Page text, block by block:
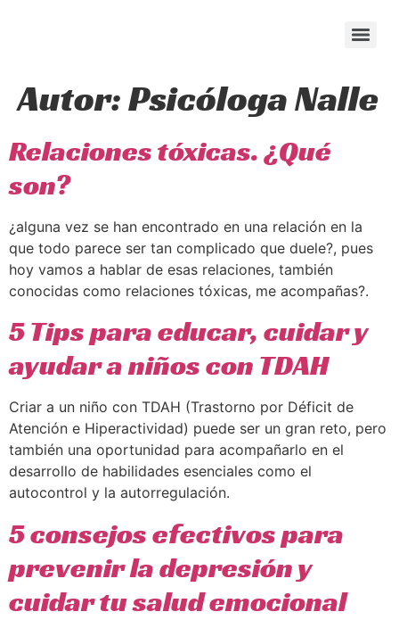
Autor:Psicóloga Nalle
Relaciones tóxicas. ¿Qué
son?
¿alguna vez se han encontrado en una relación en la
que todo parece ser tan complicado que duele?, pues
hoy vamos a hablar de esas relaciones, también
conocidas como relaciones tóxicas, me acompañas?.
5 Tips para educar, cuidar y
ayudar a niños con TDAH
Criar a un niño con TDAH (Trastorno por Déficit de
Atención e Hiperactividad) puede ser un gran reto, pero
también una oportunidad para acompañarlo en el
desarrollo de habilidades esenciales como el
autocontrol y la autorregulación.
5 consejos efectivos para
prevenir la depresión y
cuidar tu salud emocional